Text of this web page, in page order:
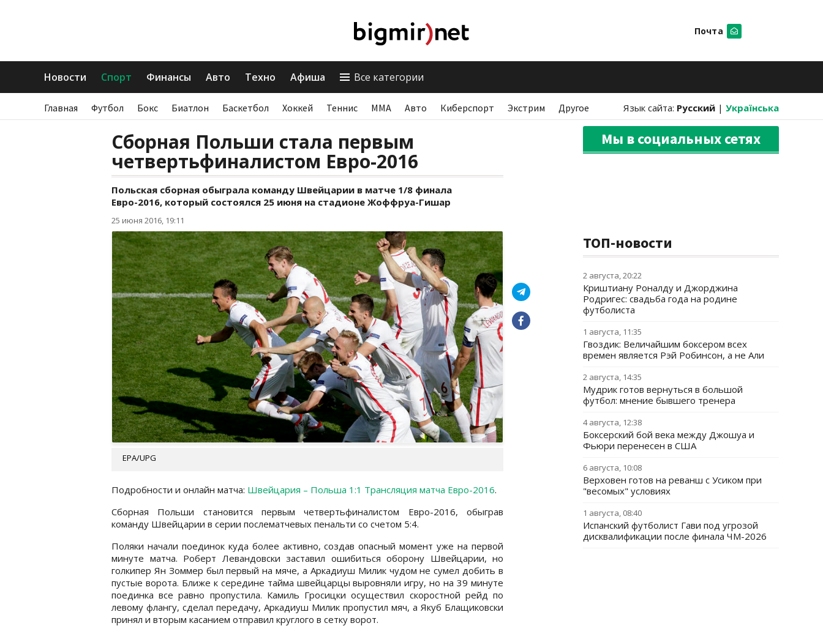
Почта
Новости Спорт Финансы Авто Техно Афиша Все категории
Главная Футбол Бокс Биатлон Баскетбол Хоккей Теннис ММА Авто Киберспорт Экстрим Другое Язык сайта: Русский | Українська
Сборная Польши стала первым
четвертьфиналистом Евро-2016
Польская сборная обыграла команду Швейцарии в матче 1/8 финала
Евро-2016, который состоялся 25 июня на стадионе Жоффруа-Гишар
25 июня 2016, 19:11
EPA/UPG
Подробности и онлайн матча: Швейцария – Польша 1:1 Трансляция матча Евро-2016.
Сборная Польши становится первым четвертьфиналистом Евро-2016, обыграв
команду Швейцарии в серии послематчевых пенальти со счетом 5:4.
Поляки начали поединок куда более активно, создав опасный момент уже на первой
минуте матча. Роберт Левандовски заставил ошибиться оборону Швейцарии, но
голкипер Ян Зоммер был первый на мяче, а Аркадиуш Милик чудом не сумел добить в
пустые ворота. Ближе к середине тайма швейцарцы выровняли игру, но на 39 минуте
поединка все равно пропустила. Камиль Гросицки осуществил скоростной рейд по
левому флангу, сделал передачу, Аркадиуш Милик пропустил мяч, а Якуб Блащиковски
принял и вторым касанием отправил круглого в сетку ворот.
Мы в социальных сетях
ТОП-новости
2 августа, 20:22
Криштиану Роналду и Джорджина
Родригес: свадьба года на родине
футболиста
1 августа, 11:35
Гвоздик: Величайшим боксером всех
времен является Рэй Робинсон, а не Али
2 августа, 14:35
Мудрик готов вернуться в большой
футбол: мнение бывшего тренера
4 августа, 12:38
Боксерский бой века между Джошуа и
Фьюри перенесен в США
6 августа, 10:08
Верховен готов на реванш с Усиком при
"весомых" условиях
1 августа, 08:40
Испанский футболист Гави под угрозой
дисквалификации после финала ЧМ-2026